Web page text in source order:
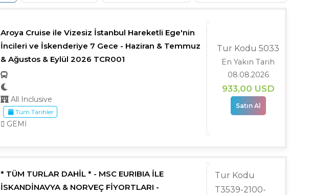
Aroya Cruise ile Vizesiz İstanbul Hareketli Ege'nin
İncileri ve İskenderiye 7 Gece - Haziran & Temmuz
& Ağustos & Eylül 2026 TCR001
All Inclusive
Tüm Tarihler
GEMİ
Tur Kodu 5033
En Yakın Tarih
08.08.2026
933,00 USD
Satın Al
* TÜM TURLAR DAHİL * - MSC EURIBIA İLE
İSKANDİNAVYA & NORVEÇ FİYORTLARI -
Tur Kodu
T3539-2100-